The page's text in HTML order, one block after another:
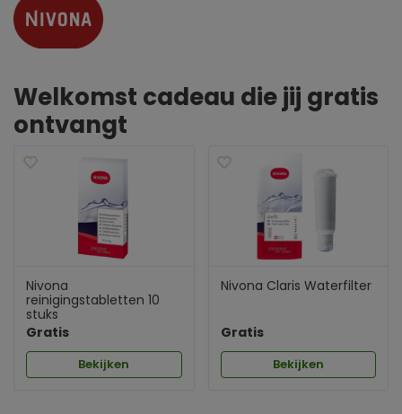
Welkomst cadeau die jij gratis
ontvangt
Nivona
reinigingstabletten 10
stuks
Gratis
Bekijken
Nivona Claris Waterfilter
Gratis
Bekijken